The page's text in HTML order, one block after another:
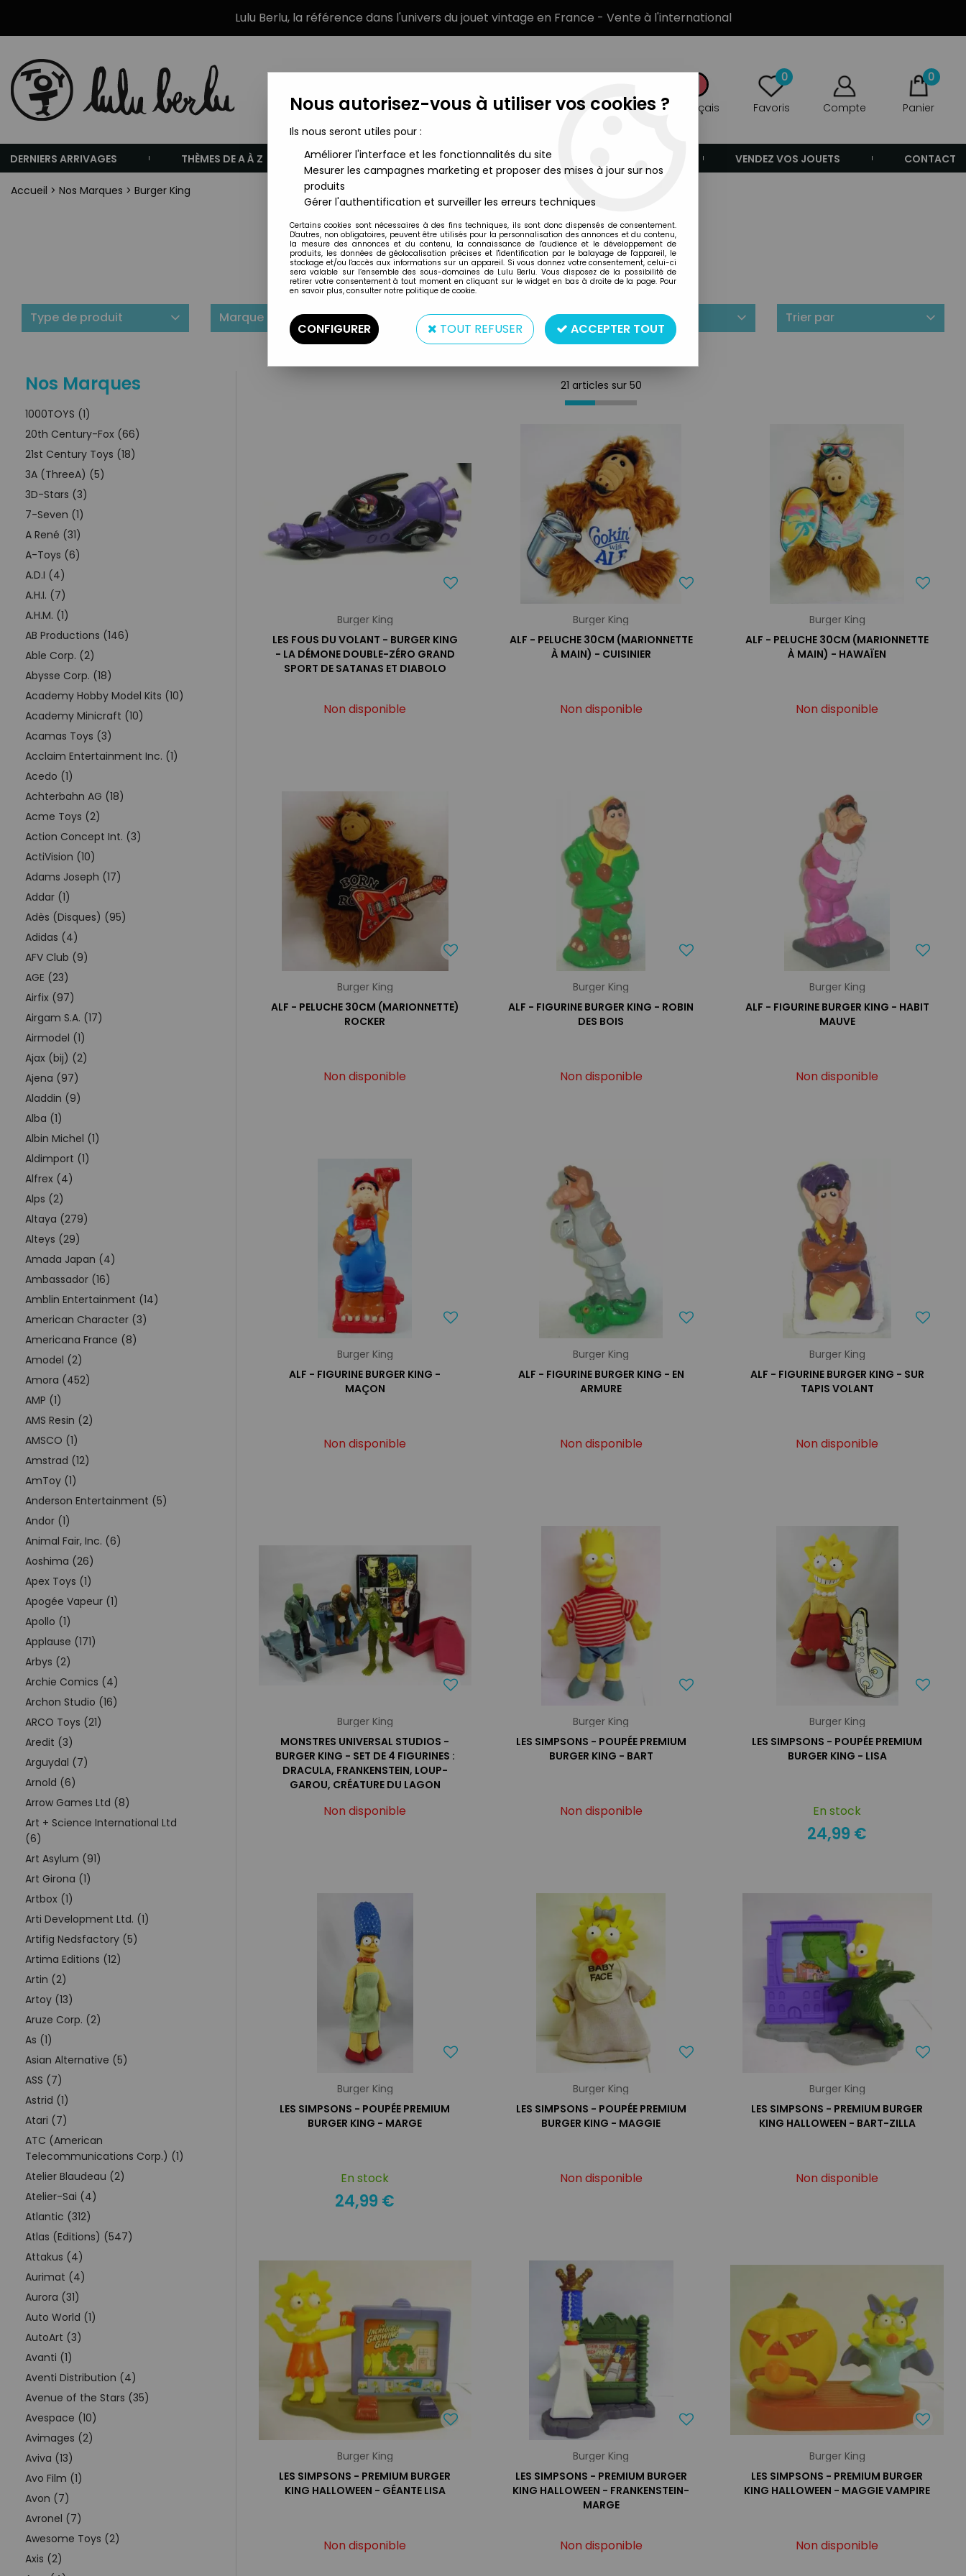
Lulu Berlu, la référence dans l'univers du jouet vintage en France - Vente à l'international
Français
0
Favoris Compte
0
Panier
DERNIERS ARRIVAGES THÈMES DE A À Z MARQUES TYPE DE PRODUIT VENDEZ VOS JOUETS CONTACT
Accueil > Nos Marques > Burger King
Burger King
Type de produit Marque Prix Disponibilité Trier par
Nos Marques
1000TOYS (1)
20th Century-Fox (66)
21st Century Toys (18)
3A (ThreeA) (5)
3D-Stars (3)
7-Seven (1)
A René (31)
A-Toys (6)
A.D.I (4)
A.H.I. (7)
A.H.M. (1)
AB Productions (146)
Able Corp. (2)
Abysse Corp. (18)
Academy Hobby Model Kits (10)
Academy Minicraft (10)
Acamas Toys (3)
Acclaim Entertainment Inc. (1)
Acedo (1)
Achterbahn AG (18)
Acme Toys (2)
Action Concept Int. (3)
ActiVision (10)
Adams Joseph (17)
Addar (1)
Adès (Disques) (95)
Adidas (4)
AFV Club (9)
AGE (23)
Airfix (97)
Airgam S.A. (17)
Airmodel (1)
Ajax (bij) (2)
Ajena (97)
Aladdin (9)
Alba (1)
Albin Michel (1)
Aldimport (1)
Alfrex (4)
Alps (2)
Altaya (279)
Alteys (29)
Amada Japan (4)
Ambassador (16)
Amblin Entertainment (14)
American Character (3)
Americana France (8)
Amodel (2)
Amora (452)
AMP (1)
AMS Resin (2)
AMSCO (1)
Amstrad (12)
AmToy (1)
Anderson Entertainment (5)
Andor (1)
Animal Fair, Inc. (6)
Aoshima (26)
Apex Toys (1)
Apogée Vapeur (1)
Apollo (1)
Applause (171)
Arbys (2)
Archie Comics (4)
Archon Studio (16)
ARCO Toys (21)
Aredit (3)
Arguydal (7)
Arnold (6)
Arrow Games Ltd (8)
Art + Science International Ltd
(6)
Art Asylum (91)
Art Girona (1)
Artbox (1)
Arti Development Ltd. (1)
Artifig Nedsfactory (5)
Artima Editions (12)
Artin (2)
Artoy (13)
Aruze Corp. (2)
As (1)
Asian Alternative (5)
ASS (7)
Astrid (1)
Atari (7)
ATC (American
Telecommunications Corp.) (1)
Atelier Blaudeau (2)
Atelier-Sai (4)
Atlantic (312)
Atlas (Editions) (547)
Attakus (4)
Aurimat (4)
Aurora (31)
Auto World (1)
AutoArt (3)
Avanti (1)
Aventi Distribution (4)
Avenue of the Stars (35)
Avespace (10)
Avimages (2)
Aviva (13)
Avo Film (1)
Avon (7)
Avronel (7)
Awesome Toys (2)
Axis (2)
21 articles sur 50
Burger King
LES FOUS DU VOLANT - BURGER KING
- LA DÉMONE DOUBLE-ZÉRO GRAND
SPORT DE SATANAS ET DIABOLO
Non disponible
Burger King
ALF - PELUCHE 30CM (MARIONNETTE
À MAIN) - CUISINIER
Non disponible
Burger King
ALF - PELUCHE 30CM (MARIONNETTE
À MAIN) - HAWAÏEN
Non disponible
Burger King
ALF - PELUCHE 30CM (MARIONNETTE)
ROCKER
Non disponible
Burger King
ALF - FIGURINE BURGER KING - ROBIN
DES BOIS
Non disponible
Burger King
ALF - FIGURINE BURGER KING - HABIT
MAUVE
Non disponible
Burger King
ALF - FIGURINE BURGER KING -
MAÇON
Non disponible
Burger King
ALF - FIGURINE BURGER KING - EN
ARMURE
Non disponible
Burger King
ALF - FIGURINE BURGER KING - SUR
TAPIS VOLANT
Non disponible
Burger King
MONSTRES UNIVERSAL STUDIOS -
BURGER KING - SET DE 4 FIGURINES :
DRACULA, FRANKENSTEIN, LOUP-
GAROU, CRÉATURE DU LAGON
Non disponible
Burger King
LES SIMPSONS - POUPÉE PREMIUM
BURGER KING - BART
Non disponible
Burger King
LES SIMPSONS - POUPÉE PREMIUM
BURGER KING - LISA
En stock
24,99 €
Burger King
LES SIMPSONS - POUPÉE PREMIUM
BURGER KING - MARGE
En stock
24,99 €
Burger King
LES SIMPSONS - POUPÉE PREMIUM
BURGER KING - MAGGIE
Non disponible
Burger King
LES SIMPSONS - PREMIUM BURGER
KING HALLOWEEN - BART-ZILLA
Non disponible
Burger King
LES SIMPSONS - PREMIUM BURGER
KING HALLOWEEN - GÉANTE LISA
Non disponible
Burger King
LES SIMPSONS - PREMIUM BURGER
KING HALLOWEEN - FRANKENSTEIN-
MARGE
Non disponible
Burger King
LES SIMPSONS - PREMIUM BURGER
KING HALLOWEEN - MAGGIE VAMPIRE
Non disponible
Nous autorisez-vous à utiliser vos cookies ?
Ils nous seront utiles pour :
Améliorer l'interface et les fonctionnalités du site
Mesurer les campagnes marketing et proposer des mises à jour sur nos
produits
Gérer l'authentification et surveiller les erreurs techniques
Certains cookies sont nécessaires à des fins techniques, ils sont donc dispensés de consentement.
D'autres, non obligatoires, peuvent être utilisés pour la personnalisation des annonces et du contenu,
la mesure des annonces et du contenu, la connaissance de l'audience et le développement de
produits, les données de géolocalisation précises et l'identification par le balayage de l'appareil, le
stockage et/ou l'accès aux informations sur un appareil. Si vous donnez votre consentement, celui-ci
sera valable sur l’ensemble des sous-domaines de Lulu Berlu. Vous disposez de la possibilité de
retirer votre consentement à tout moment en cliquant sur le widget en bas à droite de la page. Pour
en savoir plus, consulter notre politique de cookie.
CONFIGURER TOUT REFUSER ACCEPTER TOUT